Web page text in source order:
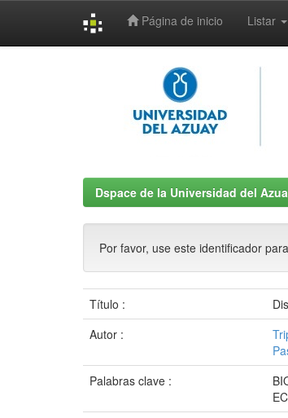
Página de inicio Listar
Dspace de la Universidad del
Por favor, use este identificador
Título :
Autor :
Palabras clave :